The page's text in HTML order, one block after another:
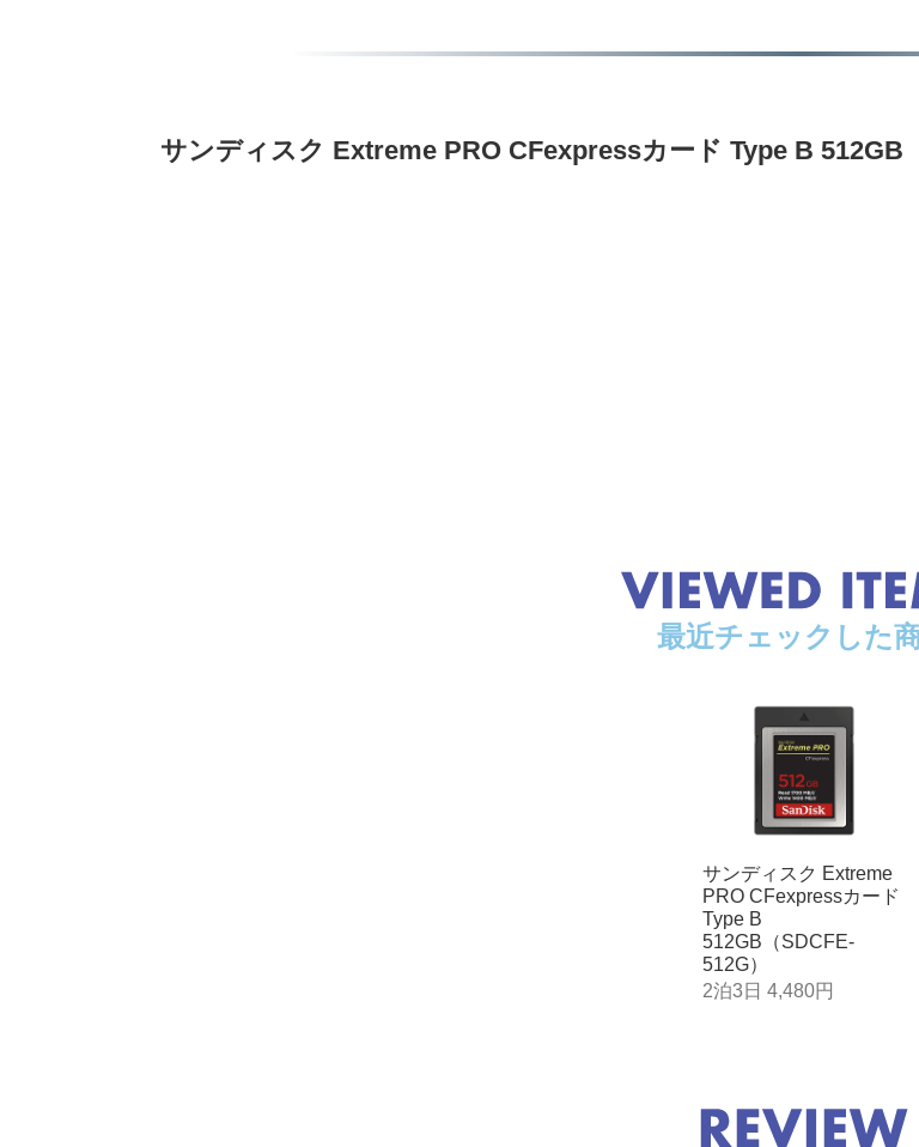
サンディスク Extreme PRO CFexpressカード Type B 512GB
最近チェックした
サンディスク Extreme
PRO CFexpressカード
Type B
512GB（SDCFE-
512G）
2泊3日 4,480円